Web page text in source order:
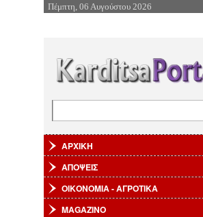
Επιστροφή στην Πλοήγηση
Πέμπτη, 06 Αυγούστου 2026
ΑΡΧΙΚΗ
ΑΠΟΨΕΙΣ
ΟΙΚΟΝΟΜΙΑ - ΑΓΡΟΤΙΚΑ
MAGAZINO